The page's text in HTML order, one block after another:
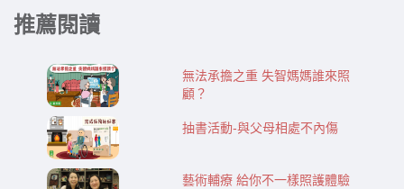
推薦閱讀
無法承擔之重 失智媽媽誰來照
顧？
抽書活動-​​與父母相處不內傷
藝術輔療 給你不一樣照護體驗